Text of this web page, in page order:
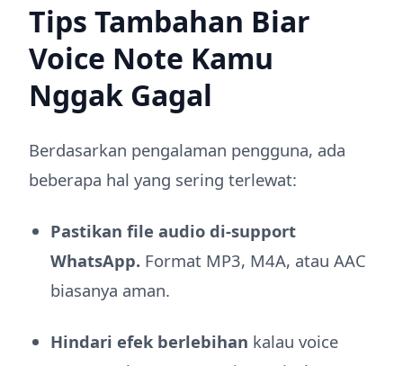
Tips Tambahan Biar
Voice Note Kamu
Nggak Gagal
Berdasarkan pengalaman pengguna, ada
beberapa hal yang sering terlewat:
Pastikan file audio di-support
WhatsApp. Format MP3, M4A, atau AAC
biasanya aman.
Hindari efek berlebihan kalau voice